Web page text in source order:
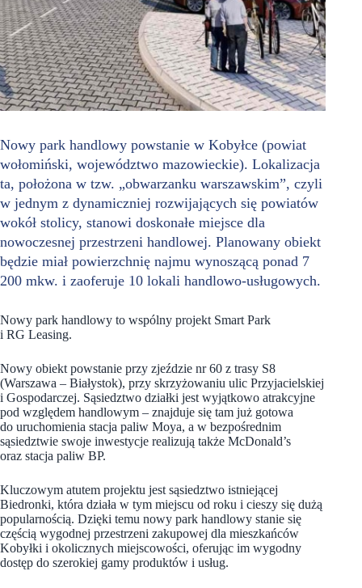
Nowy park handlowy powstanie w Kobyłce (powiat
wołomiński, województwo mazowieckie). Lokalizacja
ta, położona w tzw. „obwarzanku warszawskim”, czyli
w jednym z dynamiczniej rozwijających się powiatów
wokół stolicy, stanowi doskonałe miejsce dla
nowoczesnej przestrzeni handlowej. Planowany obiekt
będzie miał powierzchnię najmu wynoszącą ponad 7
200 mkw. i zaoferuje 10 lokali handlowo-usługowych.
Nowy park handlowy to wspólny projekt Smart Park
i RG Leasing.
Nowy obiekt powstanie przy zjeździe nr 60 z trasy S8
(Warszawa – Białystok), przy skrzyżowaniu ulic Przyjacielskiej
i Gospodarczej. Sąsiedztwo działki jest wyjątkowo atrakcyjne
pod względem handlowym – znajduje się tam już gotowa
do uruchomienia stacja paliw Moya, a w bezpośrednim
sąsiedztwie swoje inwestycje realizują także McDonald’s
oraz stacja paliw BP.
Kluczowym atutem projektu jest sąsiedztwo istniejącej
Biedronki, która działa w tym miejscu od roku i cieszy się dużą
popularnością. Dzięki temu nowy park handlowy stanie się
częścią wygodnej przestrzeni zakupowej dla mieszkańców
Kobyłki i okolicznych miejscowości, oferując im wygodny
dostęp do szerokiej gamy produktów i usług.